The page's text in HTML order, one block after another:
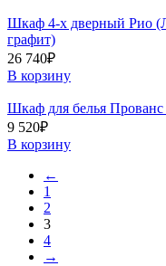
Шкаф 4-х дверный Рио
графит)
26 740₽
В корзину
Шкаф для белья Прованс
9 520₽
В корзину
←
1
2
3
4
→